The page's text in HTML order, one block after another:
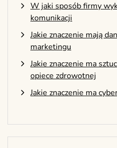
W jaki sposób firmy
komunikacji
Jakie znaczenie mają
marketingu
Jakie znaczenie ma
opiece zdrowotnej
Jakie znaczenie ma